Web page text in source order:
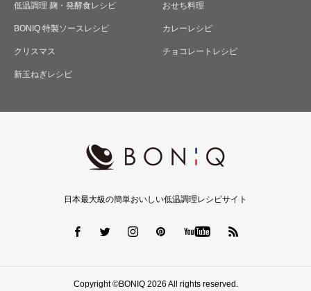
低温調理 麹・発酵食レシピ おせち料理
BONIQ 特製ソースレシピ カレーレシピ
クリスマス チョコレートレシピ
新玉ねぎレシピ
日本最大級の簡単おいしい低温調理レシピサイト
Copyright ©BONIQ 2026 All rights reserved.